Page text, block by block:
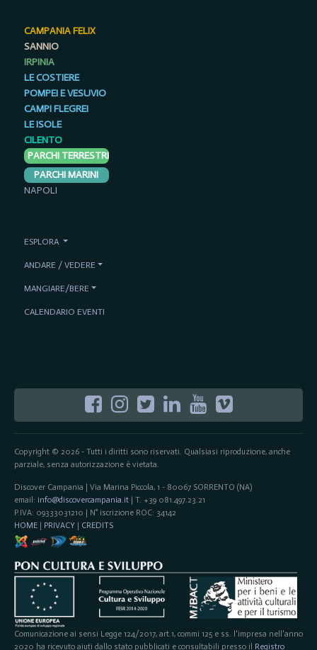
Copyright © 2026 - Tutti i diritti sono riservati. Qualsiasi riproduzione, anche
parziale, senza autorizzazione è vietata.
Discover Campania | Via Marina Piccola, 1 - 80067 SORRENTO (NA)
email: info@discovercampania.it| T. +39 081.497.23.21
P.IVA: 09333031210 | N° iscrizione ROC: 34142
HOME| PRIVACY | CREDITS
Comunicazione ai sensi Legge 124/2017, art.1, commi 125 e ss. l'impresa nell'anno
2020 ha ricevuto aiuti dallo stato pubblicati e consultabili presso il Registro
CAMPANIA FELIX
SANNIO
IRPINIA
LE COSTIERE
POMPEI E VESUVIO
CAMPI FLEGREI
LE ISOLE
CILENTO
PARCHI TERRESTRI
PARCHI MARINI
NAPOLI
ESPLORA
ANDARE / VEDERE
MANGIARE/BERE
CALENDARIO EVENTI